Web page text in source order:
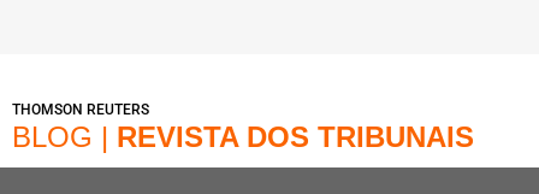
THOMSON REUTERS
BLOG | REVISTA DOS TRIBUNAIS